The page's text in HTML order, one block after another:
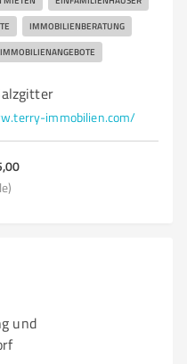
IMMOBILIENBERATUNG
IMMOBILIENANGEBOTE
immobilien.com/
und